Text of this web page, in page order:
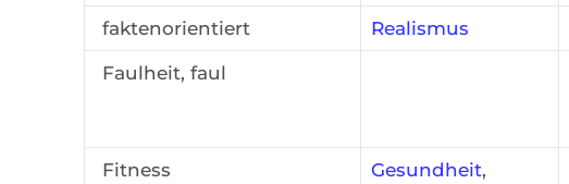
faktenorientiert Realismus
Faulheit, faul
Fitness Gesundheit,